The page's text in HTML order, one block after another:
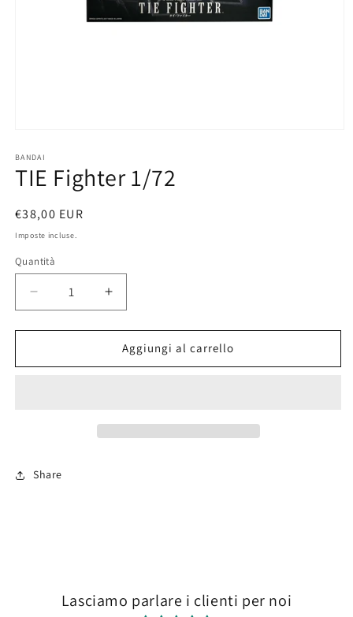
multimediali
1
BANDAI
TIE Fighter 1/72
Prezzo
di
€38,00 EUR
Imposte incluse.
Quantità
Diminuisci
quantità
per
Fighter
Aumenta
quantità
per
TIE
Fighter
Aggiungi al carrello
Share
Lasciamo parlare i clienti per noi